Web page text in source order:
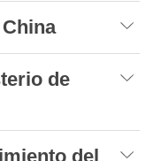
de
del